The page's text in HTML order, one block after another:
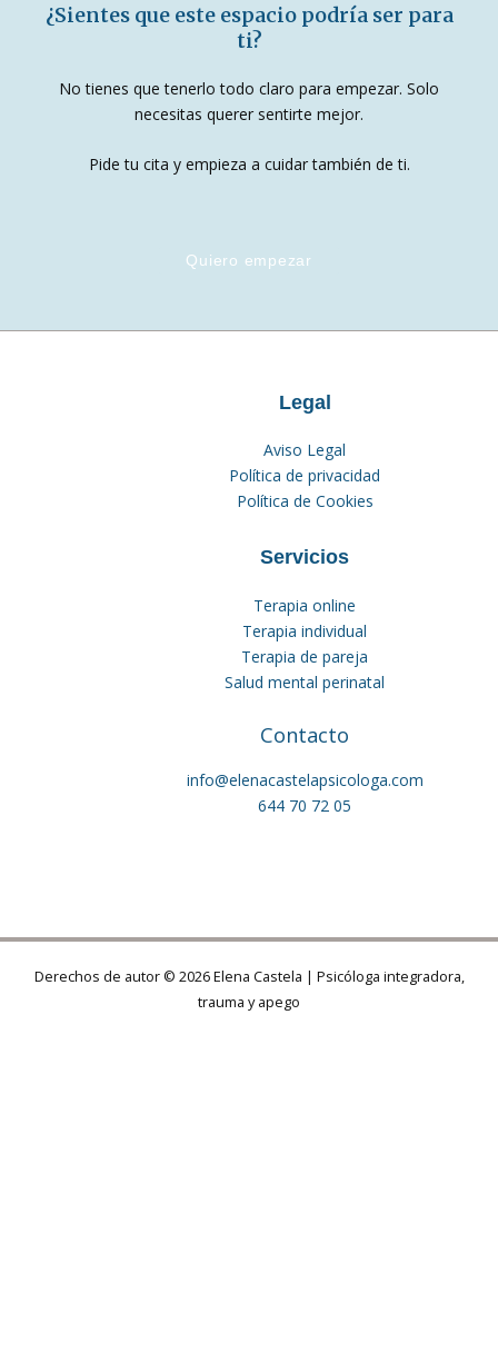
¿Sientes que este espacio podría ser para
ti?
No tienes que tenerlo todo claro para empezar. Solo
necesitas querer sentirte mejor.
Pide tu cita y empieza a cuidar también de ti.
Quiero empezar
Legal
Aviso Legal
Política de privacidad
Política de Cookies
Servicios
Terapia online
Terapia individual
Terapia de pareja
Salud mental perinatal
Contacto
info@elenacastelapsicologa.com
644 70 72 05
Derechos de autor © 2026 Elena Castela | Psicóloga integradora,
trauma y apego